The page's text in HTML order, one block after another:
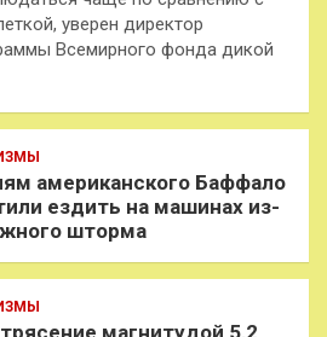
уверен директор
Всемирного фонда дикой
американского Баффало
ездить на машинах из-
шторма